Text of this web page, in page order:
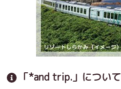
「*and trip.」について